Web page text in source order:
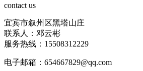
contact us
宜宾市叙州区黑塔山庄
联系人：邓云彬
服务热线：15508312229
电子邮箱：654667829@qq.com